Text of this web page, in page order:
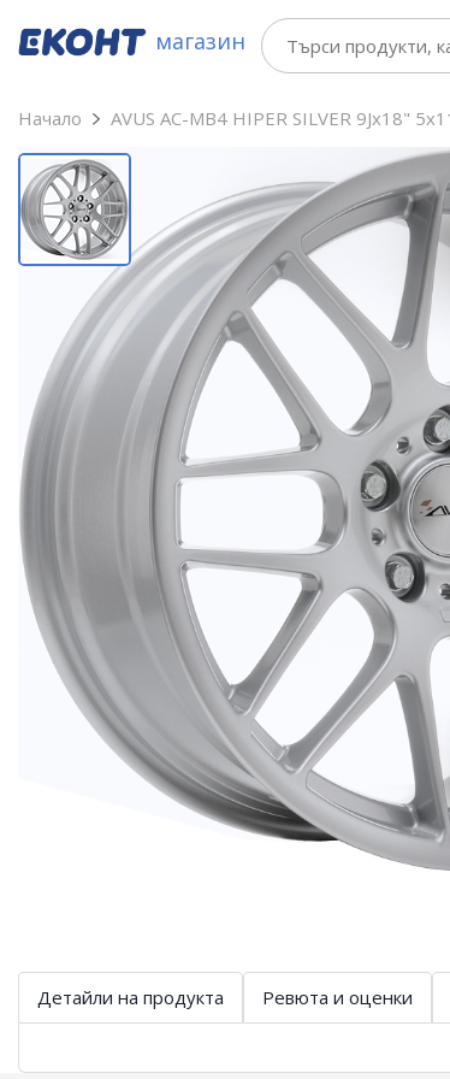
магазин
Начало AVUS AC-MB4 HIPER SILVER 9Jx18"
Детайли на продукта Ревюта и оценки